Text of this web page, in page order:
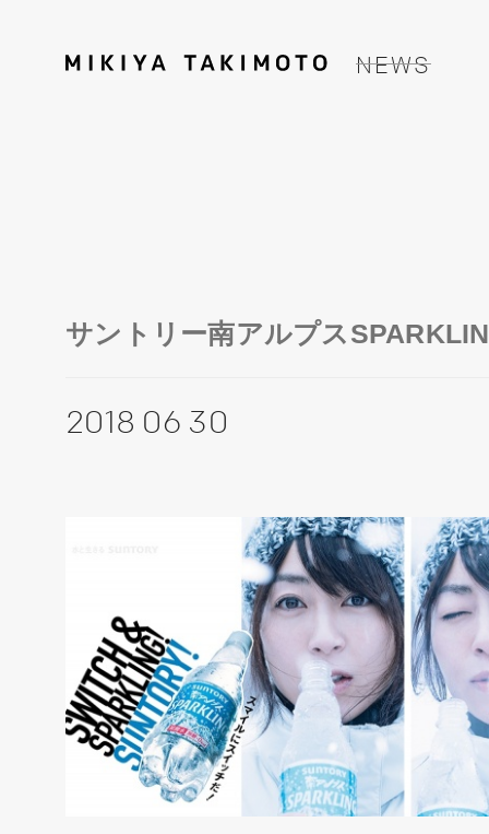
NEWS
サントリー南アルプス
2018 06 30